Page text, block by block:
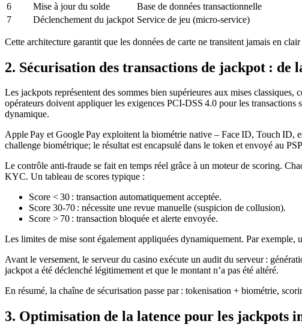
6 Mise à jour du solde
Base de données transactionnelle
7
Déclenchement du jackpot Service de jeu (micro‑service)
Cette architecture garantit que les données de carte ne transitent jamais en
2. Sécurisation des transactions de jackpot : de
Les jackpots représentent des sommes bien supérieures aux mises
opérateurs doivent appliquer les exigences PCI‑DSS 4.0 pour les
dynamique.
Apple Pay et Google Pay exploitent la biométrie native – Face ID, Touch ID,
challenge biométrique; le résultat est encapsulé dans le token et envoyé au
Le contrôle anti‑fraude se fait en temps réel grâce à un moteur de scoring.
KYC. Un tableau de scores typique :
Score < 30 : transaction automatiquement acceptée.
Score 30‑70 : nécessite une revue manuelle (suspicion de collusion).
Score > 70 : transaction bloquée et alerte envoyée.
Les limites de mise sont également appliquées dynamiquement. Par
Avant le versement, le serveur du casino exécute un audit du serveur :
jackpot a été déclenché légitimement et que le montant n’a pas été altéré.
En résumé, la chaîne de sécurisation passe par : tokenisation + biométrie,
3. Optimisation de la latence pour les jackpots